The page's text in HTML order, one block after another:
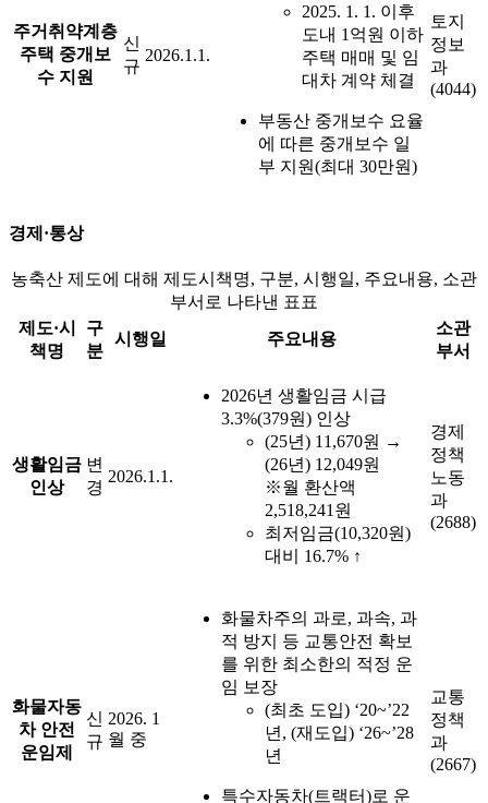
주거취약계층
주택 중개보
수 지원
신
규
2026.1.1.
2025. 1. 1. 이후
도내 1억원 이하
주택 매매 및 임
대차 계약 체결
부동산 중개보수 요율
에 따른 중개보수 일
부 지원(최대 30만원)
토지
정보
과
(4044)
경제·통상
농축산 제도에 대해 제도시책명, 구분, 시행일, 주요내용, 소관
부서로 나타낸 표표
제도·시
책명
구
분
시행일 주요내용
소관
부서
생활임금
인상
변
경
2026.1.1.
2026년 생활임금 시급
3.3%(379원) 인상
(25년) 11,670원 →
(26년) 12,049원
※월 환산액
2,518,241원
최저임금(10,320원)
대비 16.7% ↑
경제
정책
노동
과
(2688)
화물자동
차 안전
운임제
신
규
2026. 1
월 중
화물차주의 과로, 과속, 과
적 방지 등 교통안전 확보
를 위한 최소한의 적정 운
임 보장
(최초 도입) ‘20~’22
년, (재도입) ‘26~’28
년
특수자동차(트랙터)로 운
교통
정책
과
(2667)